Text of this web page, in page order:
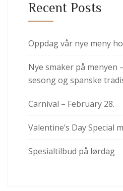
Recent Posts
Oppdag vår nye meny
Nye smaker på menyen
sesong og spanske
Carnival – February 28.
Valentine’s Day Special
Spesialtilbud på lørdag